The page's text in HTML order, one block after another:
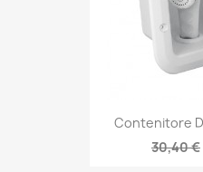
Contenitore
30,40 €